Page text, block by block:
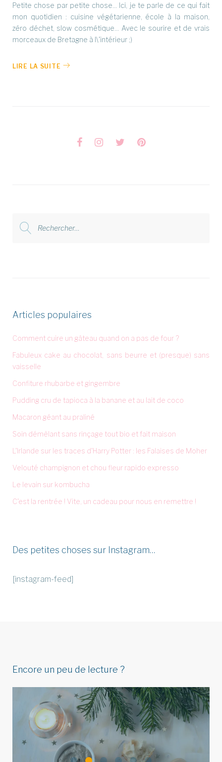
Petite chose par petite chose... Ici, je te parle de ce qui fait
mon quotidien : cuisine végétarienne, école à la maison,
zéro déchet, slow cosmétique... Avec le sourire et de vrais
morceaux de Bretagne à l\'intérieur ;)
LIRE LA SUITE
Articles populaires
Comment cuire un gâteau quand on a pas de four ?
Fabuleux cake au chocolat, sans beurre et (presque) sans
vaisselle
Confiture rhubarbe et gingembre
Pudding cru de tapioca à la banane et au lait de coco
Macaron géant au praliné
Soin démêlant sans rinçage tout bio et fait maison
L'Irlande sur les traces d'Harry Potter : les Falaises de Moher
Velouté champignon et chou fleur rapido expresso
Le levain sur kombucha
C'est la rentrée ! Vite, un cadeau pour nous en remettre !
Des petites choses sur Instagram…
[instagram-feed]
Encore un peu de lecture ?
Idées de menu de Noël pour
réunir végétariens, omnivores
&…